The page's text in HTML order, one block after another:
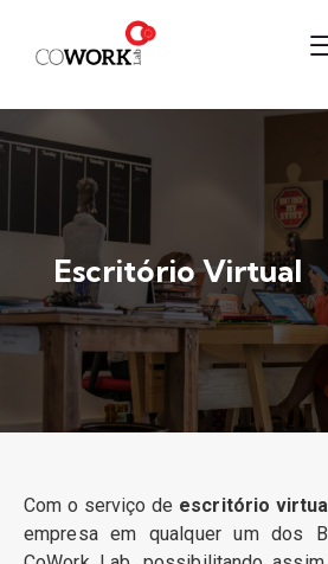
Escritório Virtual
Com o serviço de escritório
empresa em qualquer um dos